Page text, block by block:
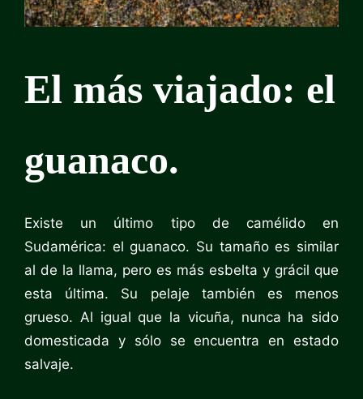
El más viajado: el
guanaco.
Existe un último tipo de camélido en
Sudamérica: el guanaco. Su tamaño es similar
al de la llama, pero es más esbelta y grácil que
esta última. Su pelaje también es menos
grueso. Al igual que la vicuña, nunca ha sido
domesticada y sólo se encuentra en estado
salvaje.